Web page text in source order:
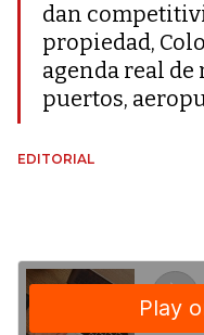
dan
propiedad,
agenda real de
puertos,
EDITORIAL